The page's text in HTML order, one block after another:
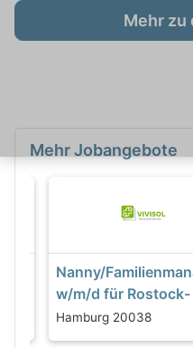
Mehr zu
Mehr Jobangebote
Nanny/
w/m/d für Rostock-
Gehlsdorf für
Teilzeitanstellung,
Hamburg 20038